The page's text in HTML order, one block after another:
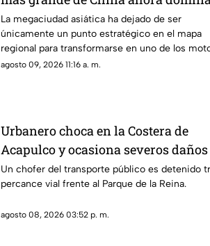
investigación científica global
La megaciudad asiática ha dejado de ser
únicamente un punto estratégico en el mapa
regional para transformarse en uno de los
intelectuales, científicos y tecnológicos más
agosto 09, 2026 11:16 a. m.
Urbanero choca en la Costera de
Acapulco y ocasiona severos daños
Un chofer del transporte público es detenido
percance vial frente al Parque de la Reina.
agosto 08, 2026 03:52 p. m.